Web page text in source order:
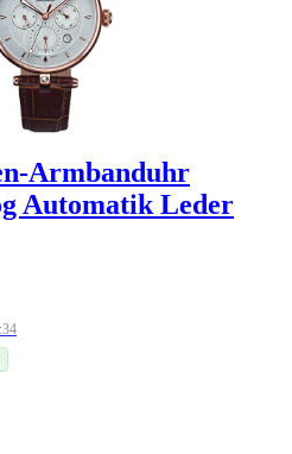
Armbanduhr
Automatik Leder